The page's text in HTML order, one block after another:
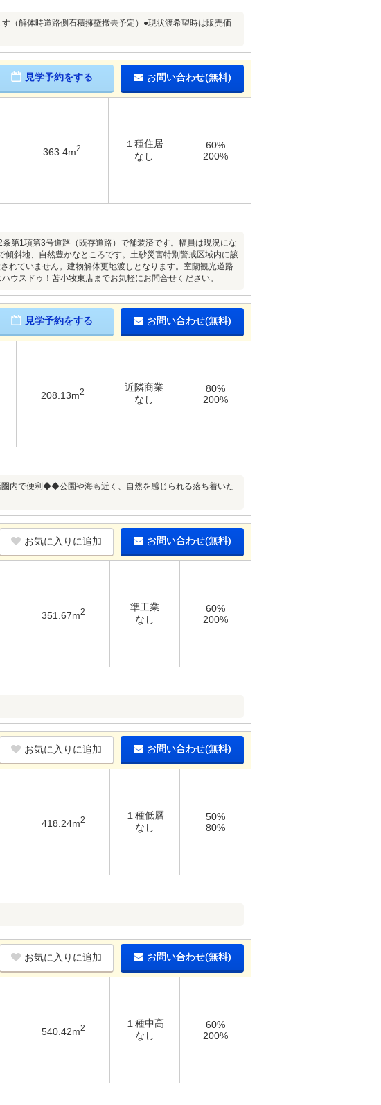
（解体時道路側石積擁壁撤去予定）●現状渡希望時は販売価
見学予約をする お問い合わせ(無料)
363.4m2
１種住居
なし
60%
200%
第1項第3号道路（既存道路）で舗装済です。幅員は現況にな
斜地、自然豊かなところです。土砂災害特別警戒区域内に該
れていません。建物解体更地渡しとなります。室蘭観光道路
ウスドゥ！苫小牧東店までお気軽にお問合せください。
見学予約をする お問い合わせ(無料)
208.13m2
近隣商業
なし
80%
200%
内で便利◆◆公園や海も近く、自然を感じられる落ち着いた
お気に入りに追加 お問い合わせ(無料)
351.67m2
準工業
なし
60%
200%
お気に入りに追加 お問い合わせ(無料)
418.24m2
１種低層
なし
50%
80%
お気に入りに追加 お問い合わせ(無料)
540.42m2
１種中高
なし
60%
200%